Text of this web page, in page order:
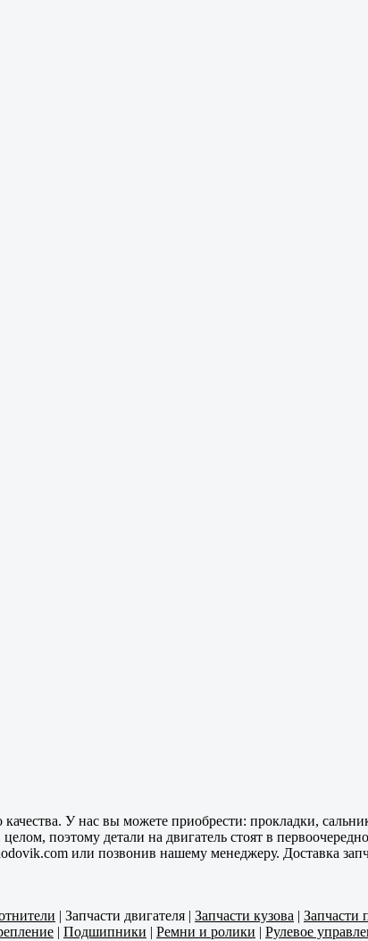
У нас вы можете приобрести: прокладки,
поэтому детали на двигатель стоят в
или позвонив нашему менеджеру. Доставка
| Запчасти двигателя | Запчасти кузова | Запчасти
| Подшипники | Ремни и ролики | Рулевое